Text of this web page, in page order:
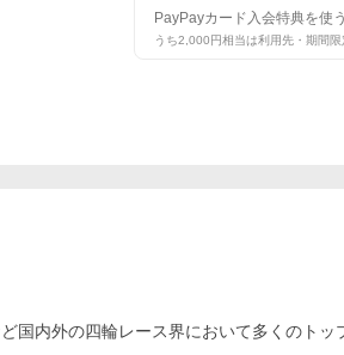
PayPayカード入会特典を使
うち2,000円相当は利用先・期間限
国内外の四輪レース界において多くのトッ